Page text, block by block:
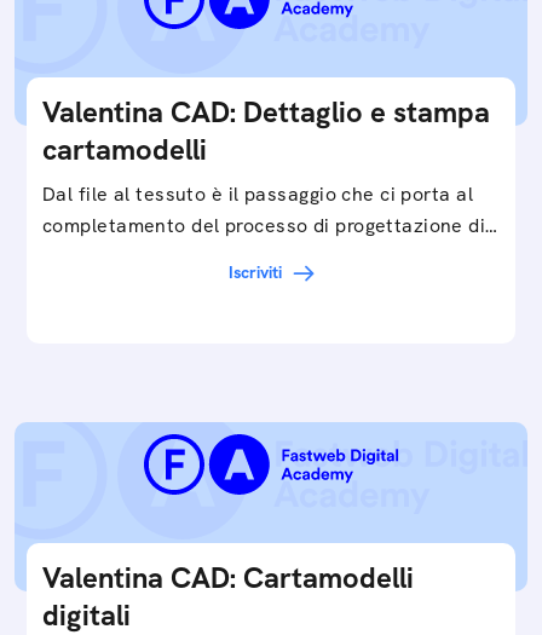
Valentina CAD: Dettaglio e stampa
cartamodelli
Dal file al tessuto è il passaggio che ci porta al
completamento del processo di progettazione di
Iscriviti
Valentina CAD: Cartamodelli
digitali